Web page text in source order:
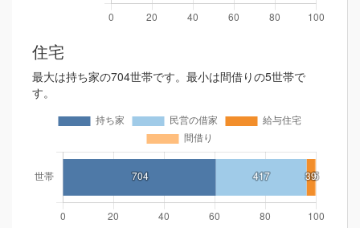
住宅
最大は持ち家の704世帯です。最小は間借りの5世帯で
す。